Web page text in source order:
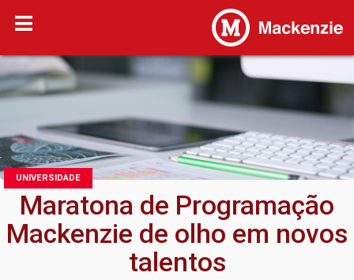
UNIVERSIDADE
Maratona de Programação
Mackenzie de olho em novos
talentos